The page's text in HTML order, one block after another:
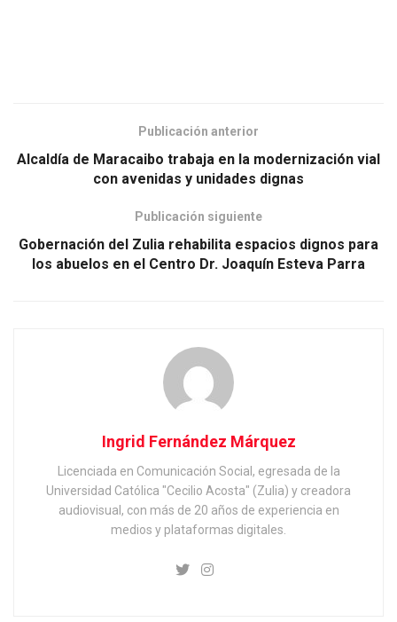
Publicación anterior
Alcaldía de Maracaibo trabaja en la modernización vial
con avenidas y unidades dignas
Publicación siguiente
Gobernación del Zulia rehabilita espacios dignos para
los abuelos en el Centro Dr. Joaquín Esteva Parra
Ingrid Fernández Márquez
Licenciada en Comunicación Social, egresada de la
Universidad Católica "Cecilio Acosta" (Zulia) y creadora
audiovisual, con más de 20 años de experiencia en
medios y plataformas digitales.